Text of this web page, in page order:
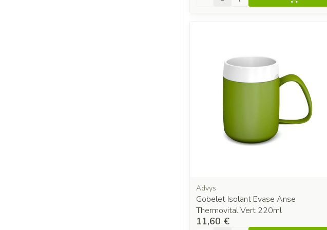
Advys
Gobelet Isolant Evase Anse
Thermovital Vert 220ml
11,60 €